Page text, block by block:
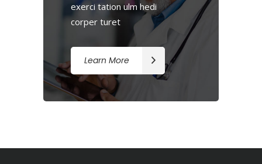
exerci tation ulm hedi
corper turet
Learn More